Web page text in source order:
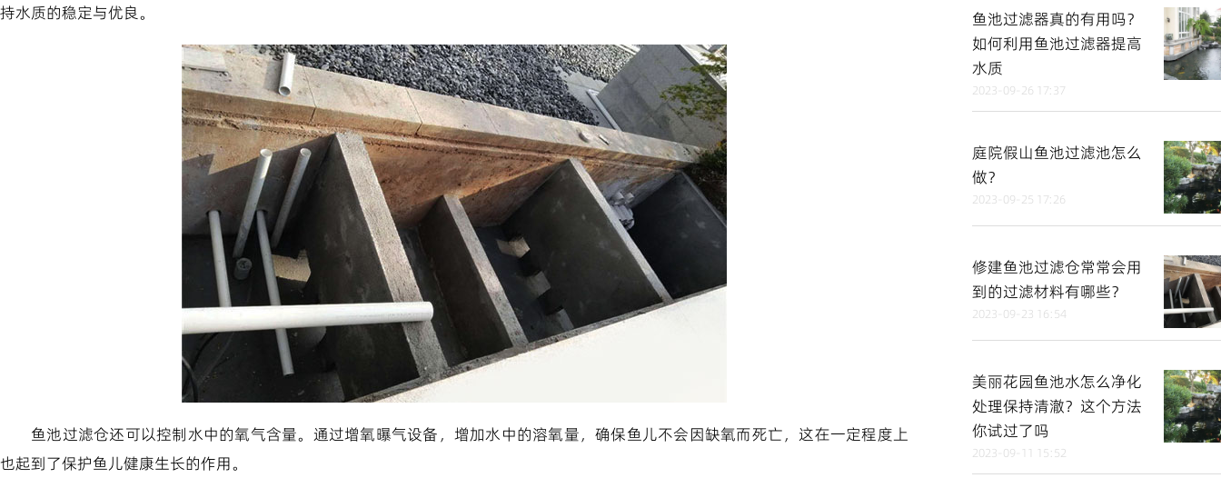
持水质的稳定与优良。
鱼池过滤仓还可以控制水中的氧气含量。通过增氧曝气设备，增加水中的溶氧量，确保鱼儿不会因缺氧而死亡，这在一定程度上
也起到了保护鱼儿健康生长的作用。
鱼池过滤器真的有用吗？
如何利用鱼池过滤器提高
水质
2023-09-26 17:37
庭院假山鱼池过滤池怎么
做？
2023-09-25 17:26
修建鱼池过滤仓常常会用
到的过滤材料有哪些？
2023-09-23 16:54
美丽花园鱼池水怎么净化
处理保持清澈？这个方法
你试过了吗
2023-09-11 15:52